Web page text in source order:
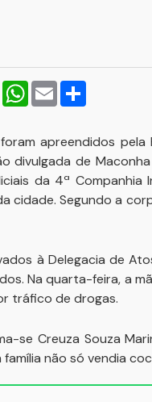
PinterestWhatsApp
Email
apreendidos
divulgada de
da 4ª Companhia
cidade. Segundo a
à Delegacia de
Na quarta-feira, a
tráfico de drogas.
se Creuza Souza
família não só vendia